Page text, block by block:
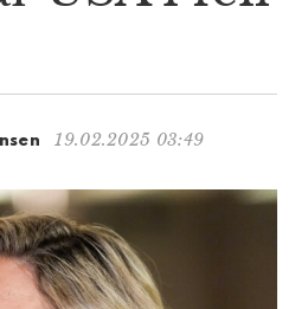
i
n
19.02.2025 03:49